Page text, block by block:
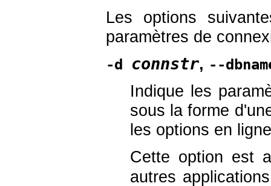
Les options
paramètres de
-d connstr, --
Indique les
sous la forme
les options en
Cette option est
autres